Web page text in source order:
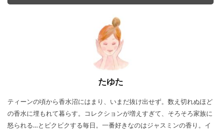
たゆた
ティーンの頃から香水沼にはまり、いまだ抜け出せず。数え切れぬほど
の香水に埋もれて暮らす。コレクションが増えすぎて、そろそろ家族に
怒られる…とビクビクする毎日。一番好きなのはジャスミンの香り。イ